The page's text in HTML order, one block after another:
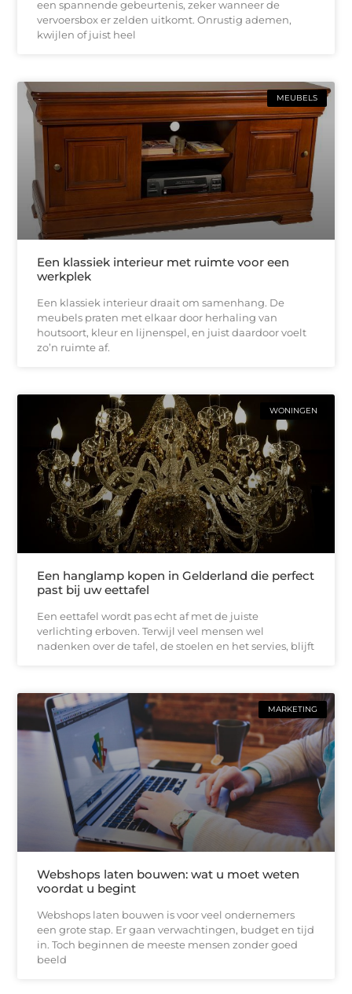
een spannende gebeurtenis, zeker wanneer de
vervoersbox er zelden uitkomt. Onrustig ademen,
kwijlen of juist heel
MEUBELS
Een klassiek interieur met ruimte voor een
werkplek
Een klassiek interieur draait om samenhang. De
meubels praten met elkaar door herhaling van
houtsoort, kleur en lijnenspel, en juist daardoor voelt
zo’n ruimte af.
WONINGEN
Een hanglamp kopen in Gelderland die perfect
past bij uw eettafel
Een eettafel wordt pas echt af met de juiste
verlichting erboven. Terwijl veel mensen wel
nadenken over de tafel, de stoelen en het servies, blijft
MARKETING
Webshops laten bouwen: wat u moet weten
voordat u begint
Webshops laten bouwen is voor veel ondernemers
een grote stap. Er gaan verwachtingen, budget en tijd
in. Toch beginnen de meeste mensen zonder goed
beeld